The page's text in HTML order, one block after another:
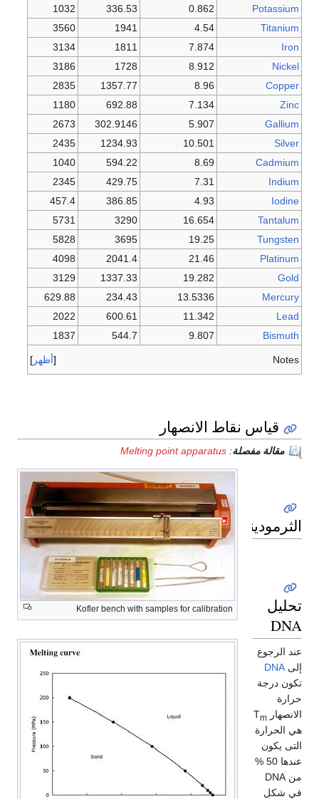
Potassium
0.862
336.53
1032
Titanium
4.54
1941
3560
Iron
7.874
1811
3134
Nickel
8.912
1728
3186
Copper
8.96
1357.77
2835
Zinc
7.134
692.88
1180
Gallium
5.907
302.9146
2673
Silver
10.501
1234.93
2435
Cadmium
8.69
594.22
1040
Indium
7.31
429.75
2345
Iodine
4.93
386.85
457.4
Tantalum
16.654
3290
5731
Tungsten
19.25
3695
5828
Platinum
21.46
2041.4
4098
Gold
19.282
1337.33
3129
Mercury
13.5336
234.43
629.88
Lead
11.342
600.61
2022
Bismuth
9.807
544.7
1837
أظهر Notes
قياس نقاط الانصهار
مقالة مفصلة:
Melting point apparatus
Kofler bench with samples for calibration
الثرموديناميكا
تحليل
DNA
عند الرجوع
إلى DNA
تكون درجة
حرارة
الانصهار T
m
هي الحرارة
التى يكون
عندها 50 %
من DNA
في شكل